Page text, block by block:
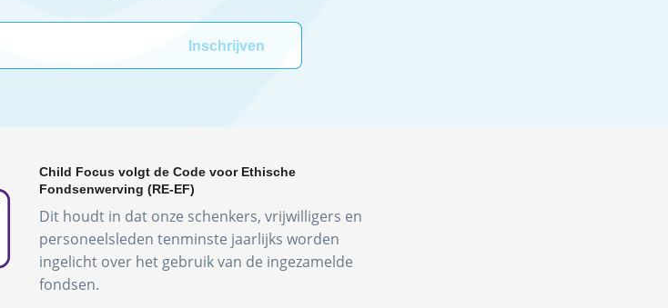
Child Focus volgt de Code voor Ethische
Fondsenwerving (RE-EF)
Dit houdt in dat onze schenkers, vrijwilligers en
personeelsleden tenminste jaarlijks worden
ingelicht over het gebruik van de ingezamelde
fondsen.